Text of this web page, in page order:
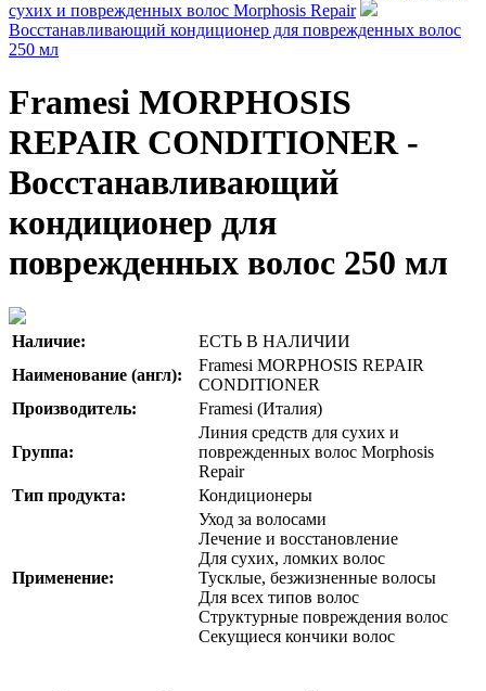
сухих и поврежденных волос Morphosis Repair
Восстанавливающий кондиционер для поврежденных волос
250 мл
Framesi MORPHOSIS
REPAIR CONDITIONER -
Восстанавливающий
кондиционер для
поврежденных волос 250 мл
Наличие:
ЕСТЬ В НАЛИЧИИ
Наименование (англ):
Framesi MORPHOSIS REPAIR
CONDITIONER
Производитель:
Framesi (Италия)
Группа:
Линия средств для сухих и
поврежденных волос Morphosis
Repair
Тип продукта:
Кондиционеры
Применение:
Уход за волосами
Лечение и восстановление
Для сухих, ломких волос
Тусклые, безжизненные волосы
Для всех типов волос
Структурные повреждения волос
Секущиеся кончики волос